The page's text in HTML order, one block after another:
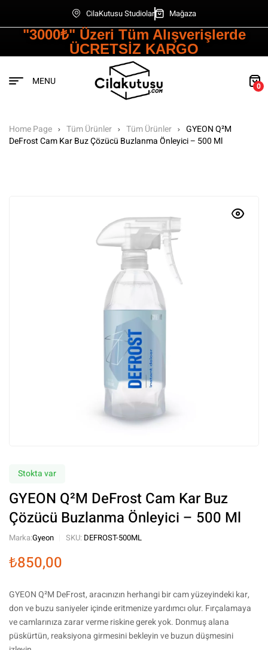
CilaKutusu Studiolar Mağaza
"3000₺" Üzeri Tüm Alışverişlerde
ÜCRETSİZ KARGO
MENU 0
Home Page Tüm Ürünler Tüm Ürünler
GYEON Q²M
DeFrost Cam Kar Buz Çözücü Buzlanma Önleyici – 500 Ml
Stokta var
GYEON Q²M DeFrost Cam Kar Buz
Çözücü Buzlanma Önleyici – 500 Ml
Marka:Gyeon SKU: DEFROST-500ML
₺850,00
GYEON Q²M DeFrost, aracınızın herhangi bir cam yüzeyindeki kar,
don ve buzu saniyeler içinde eritmenize yardımcı olur. Fırçalamaya
ve camlarınıza zarar verme riskine gerek yok. Donmuş alana
püskürtün, reaksiyona girmesini bekleyin ve buzun düşmesini